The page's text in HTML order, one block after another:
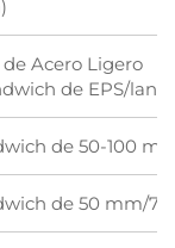
Acero Ligero
de EPS/
de 50-100
de 50 mm/